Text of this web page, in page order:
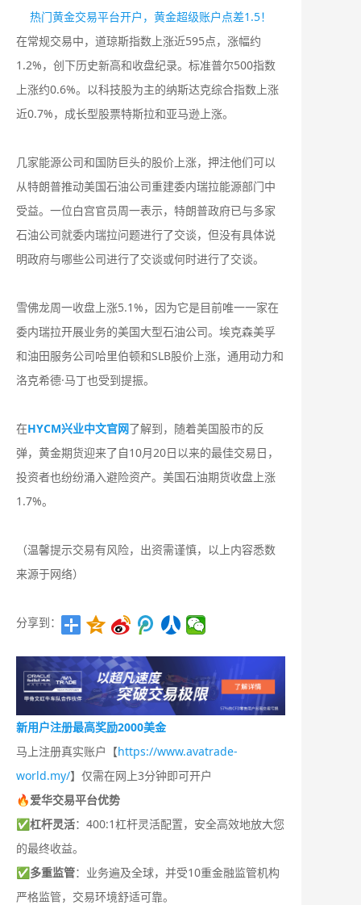
热门黄金交易平台开户，黄金超级账户点差1.5！
在常规交易中，道琼斯指数上涨近595点，涨幅约
1.2%，创下历史新高和收盘纪录。标准普尔500指数
上涨约0.6%。以科技股为主的纳斯达克综合指数上涨
近0.7%，成长型股票特斯拉和亚马逊上涨。
几家能源公司和国防巨头的股价上涨，押注他们可以
从特朗普推动美国石油公司重建委内瑞拉能源部门中
受益。一位白宫官员周一表示，特朗普政府已与多家
石油公司就委内瑞拉问题进行了交谈，但没有具体说
明政府与哪些公司进行了交谈或何时进行了交谈。
雪佛龙周一收盘上涨5.1%，因为它是目前唯一一家在
委内瑞拉开展业务的美国大型石油公司。埃克森美孚
和油田服务公司哈里伯顿和SLB股价上涨，通用动力和
洛克希德·马丁也受到提振。
在HYCM兴业中文官网了解到，随着美国股市的反
弹，黄金期货迎来了自10月20日以来的最佳交易日，
投资者也纷纷涌入避险资产。美国石油期货收盘上涨
1.7%。
（温馨提示交易有风险，出资需谨慎，以上内容悉数
来源于网络）
分享到：
新用户注册最高奖励2000美金
马上注册真实账户【https://www.avatrade-
world.my/】仅需在网上3分钟即可开户
🔥爱华交易平台优势
✅杠杆灵活：400:1杠杆灵活配置，安全高效地放大您
的最终收益。
✅多重监管：业务遍及全球，并受10重金融监管机构
严格监管，交易环境舒适可靠。